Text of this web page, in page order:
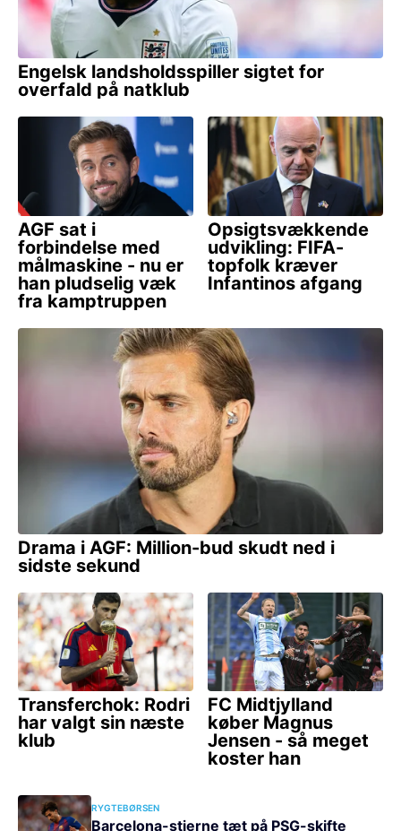
RYGTEBØRSEN
Barcelona-stjerne tæt på PSG-skifte